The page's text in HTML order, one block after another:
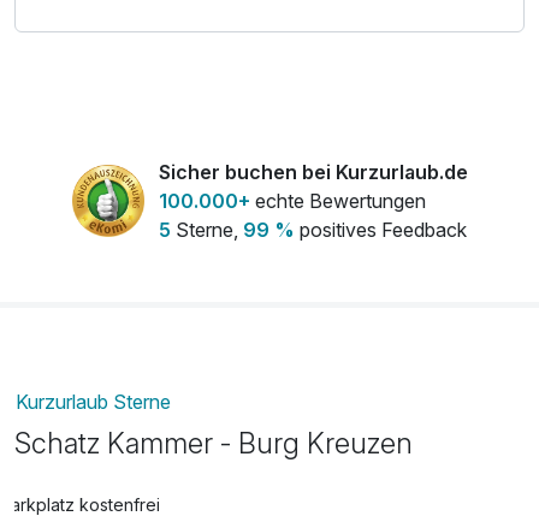
Sicher buchen bei Kurzurlaub.de
100.000+ echte Bewertungen
5 Sterne, 99 % positives Feedback
Kurzurlaub Sterne
Schatz Kammer - Burg Kreuzen
Parkplatz kostenfrei